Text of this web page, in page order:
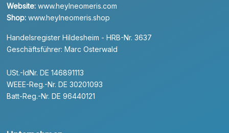
Website: www.heylneomeris.com
Shop: www.heylneomeris.shop
Handelsregister Hildesheim - HRB-Nr. 3637
Geschäftsführer: Marc Osterwald
USt.-IdNr. DE 146891113
WEEE-Reg.-Nr. DE 30201093
Batt-Reg.-Nr. DE 96440121